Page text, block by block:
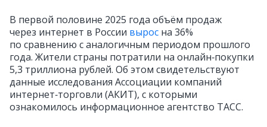
В первой половине 2025 года объём продаж
через интернет в России вырос на 36%
по сравнению с аналогичным периодом прошлого
года. Жители страны потратили на онлайн‑покупки
5,3 триллиона рублей. Об этом свидетельствуют
данные исследования Ассоциации компаний
интернет‑торговли (АКИТ), с которыми
ознакомилось информационное агентство ТАСС.